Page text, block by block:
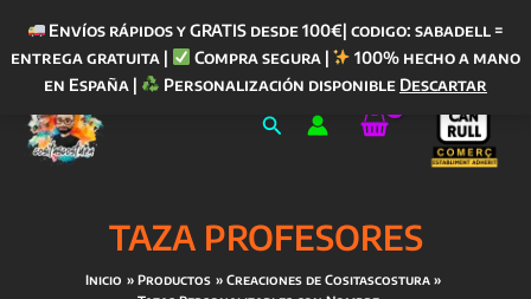
Envíos rápidos y GRATIS desde 100€| codigo: sabadell =
entrega gratuita |
Compra segura |
100% hecho a mano
en España |
Personalización disponible Descartar
contenido
Buscar
TAZA PROFESORES
Inicio Productos
Creaciones de Cositascostura